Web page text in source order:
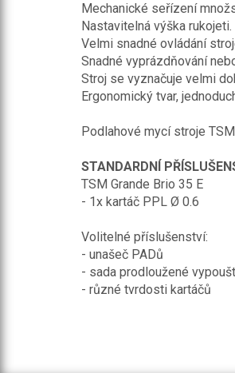
Mechanické seřízení
Nastavitelná výška rukojeti.
Velmi snadné ovládání
Snadné vyprázdňování
Stroj se vyznačuje velmi
Ergonomický tvar,
Podlahové mycí stroje
STANDARDNÍ
TSM Grande Brio 35 E
- 1x kartáč PPL Ø 0.6
Volitelné příslušenství:
- unašeč PADů
- sada prodloužené
- různé tvrdosti kartáčů